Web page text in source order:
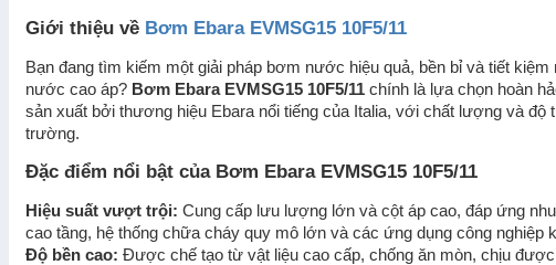
BƠM CHÌM EBARA DL BƠM CHÌM EBARA DML
Giới thiệu về Bơm Ebara EVMSG15 10F5/11
Bạn đang tìm kiếm một giải pháp bơm nước hiệu quả, bền bỉ và tiết
nước cao áp? Bơm Ebara EVMSG15 10F5/11chính là lựa chọn hoàn
sản xuất bởi thương hiệu Ebara nổi tiếng của Italia, với chất lượng và độ
trường.
Đặc điểm nổi bật của Bơm Ebara EVMSG15 10F5/11
Hiệu suất vượt trội: Cung cấp lưu lượng lớn và cột áp cao, đáp ứng
cao tầng, hệ thống chữa cháy quy mô lớn và các ứng dụng công nghiệp
Độ bền cao: Được chế tạo từ vật liệu cao cấp, chống ăn mòn, chịu